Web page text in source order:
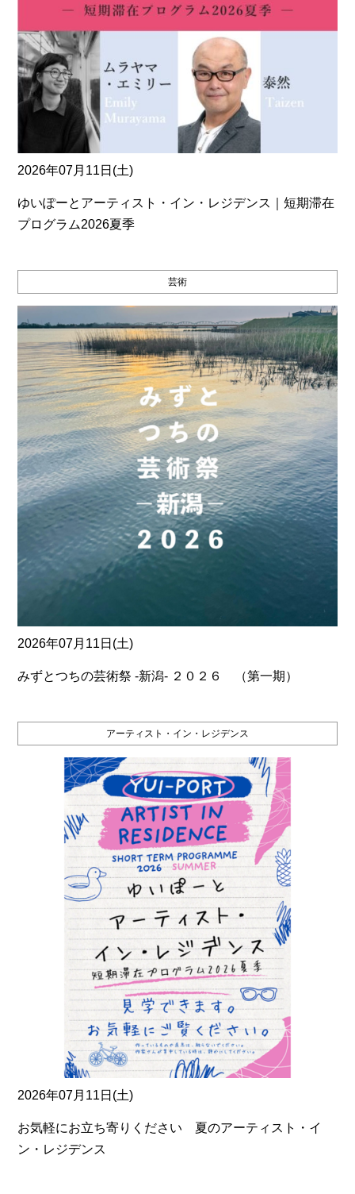
2026年07月11日(土)
ゆいぽーとアーティスト・イン・レジデンス｜短期滞在
プログラム2026夏季
芸術
2026年07月11日(土)
みずとつちの芸術祭 ‐新潟‐ ２０２６ （第一期）
アーティスト・イン・レジデンス
2026年07月11日(土)
お気軽にお立ち寄りください 夏のアーティスト・イ
ン・レジデンス